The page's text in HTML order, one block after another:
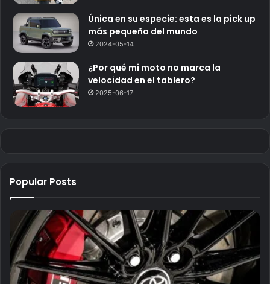
Única en su especie: esta es la pick up
más pequeña del mundo
2024-05-14
¿Por qué mi moto no marca la
velocidad en el tablero?
2025-06-17
Popular Posts